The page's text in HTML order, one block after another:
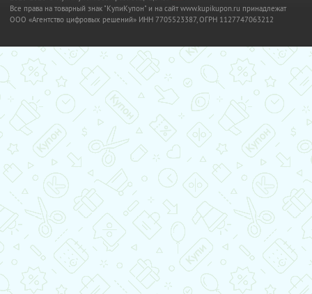
Все права на товарный знак "КупиКупон" и на сайт www.kupikupon.ru принадлежат
OOO «Агентство цифровых решений» ИНН 7705523387, ОГРН 1127747063212